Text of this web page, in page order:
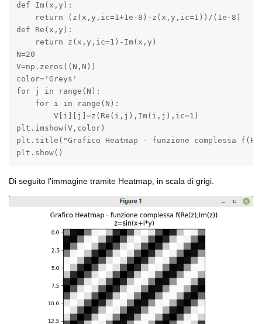
def Im(x,y):
    return (z(x,y,ic=1+1e-8)-z(x,y,ic=1))/(1e-8)
def Re(x,y):
    return z(x,y,ic=1)-Im(x,y)
N=20
V=np.zeros((N,N))
color='Greys'
for j in range(N):
    for i in range(N):
        V[i][j]=z(Re(i,j),Im(i,j),ic=1)
plt.imshow(V,color)
plt.title("Grafico Heatmap - funzione complessa
plt.show()
Di seguito l'immagine tramite Heatmap, in scala di grigi.